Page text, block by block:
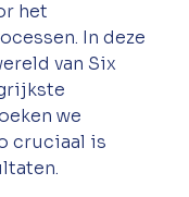
het
In deze
van Six
we
cruciaal is